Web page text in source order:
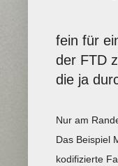
fein für
der FTD
die ja
Nur am
Das Beispiel
kodifizierte